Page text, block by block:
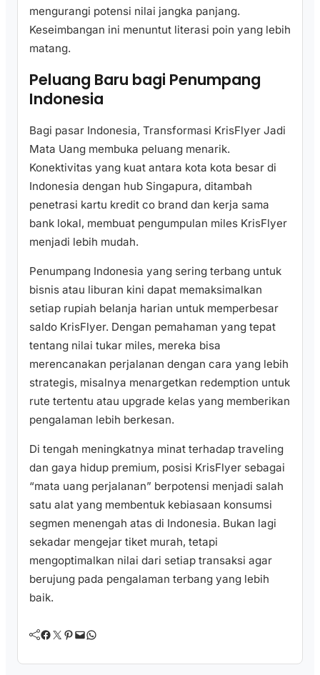
mengurangi potensi nilai jangka panjang.
Keseimbangan ini menuntut literasi poin yang lebih
matang.
Peluang Baru bagi Penumpang
Indonesia
Bagi pasar Indonesia, Transformasi KrisFlyer Jadi
Mata Uang membuka peluang menarik.
Konektivitas yang kuat antara kota kota besar di
Indonesia dengan hub Singapura, ditambah
penetrasi kartu kredit co brand dan kerja sama
bank lokal, membuat pengumpulan miles KrisFlyer
menjadi lebih mudah.
Penumpang Indonesia yang sering terbang untuk
bisnis atau liburan kini dapat memaksimalkan
setiap rupiah belanja harian untuk memperbesar
saldo KrisFlyer. Dengan pemahaman yang tepat
tentang nilai tukar miles, mereka bisa
merencanakan perjalanan dengan cara yang lebih
strategis, misalnya menargetkan redemption untuk
rute tertentu atau upgrade kelas yang memberikan
pengalaman lebih berkesan.
Di tengah meningkatnya minat terhadap traveling
dan gaya hidup premium, posisi KrisFlyer sebagai
“mata uang perjalanan” berpotensi menjadi salah
satu alat yang membentuk kebiasaan konsumsi
segmen menengah atas di Indonesia. Bukan lagi
sekadar mengejar tiket murah, tetapi
mengoptimalkan nilai dari setiap transaksi agar
berujung pada pengalaman terbang yang lebih
baik.
Facebook Twitter Pinterest Mail WhatsApp